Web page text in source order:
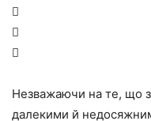



Незважаючи на те, що
далекими й